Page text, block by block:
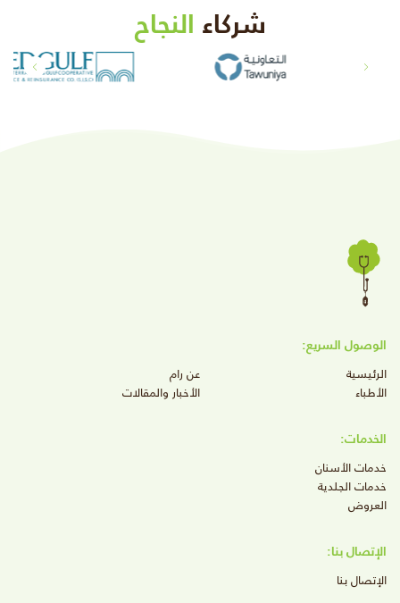
شركاء النجاح
الوصول السريع:
الرئيسية
عن رام
الأطباء
الأخبار والمقالات
الخدمات:
خدمات الأسنان
خدمات الجلدية
العروض
الإتصال بنا:
الإتصال بنا